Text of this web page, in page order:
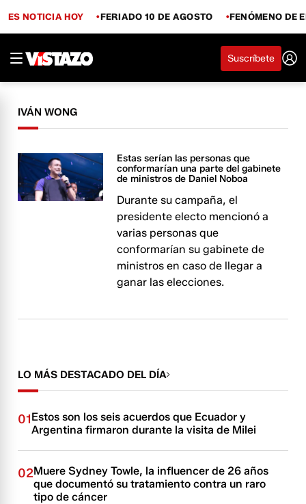
ES NOTICIA HOY FERIADO 10 DE AGOSTO FENÓMENO DE
Suscríbete
IVÁN WONG
Estas serían las personas que
conformarían una parte del gabinete
de ministros de Daniel Noboa
Durante su campaña, el
presidente electo mencionó a
varias personas que
conformarían su gabinete de
ministros en caso de llegar a
ganar las elecciones.
LO MÁS DESTACADO DEL DÍA
01Estos son los seis acuerdos que Ecuador y
Argentina firmaron durante la visita de Milei
02Muere Sydney Towle, la influencer de 26 años
que documentó su tratamiento contra un raro
tipo de cáncer